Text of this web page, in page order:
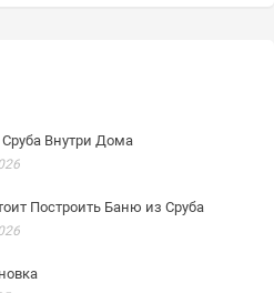
Сруба Внутри Дома
Построить Баню из Сруба